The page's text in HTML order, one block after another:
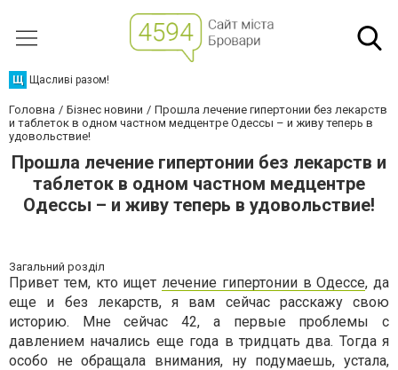
Щ Щасливі разом!
Головна Бізнес новини
Прошла лечение гипертонии без лекарств
и таблеток в одном частном медцентре Одессы – и живу теперь в
удовольствие!
Прошла лечение гипертонии без лекарств и
таблеток в одном частном медцентре
Одессы – и живу теперь в удовольствие!
Загальний розділ
Привет тем, кто ищет лечение гипертонии в Одессе, да
еще и без лекарств, я вам сейчас расскажу свою
историю. Мне сейчас 42, а первые проблемы с
давлением начались еще года в тридцать два. Тогда я
особо не обращала внимания, ну подумаешь, устала,